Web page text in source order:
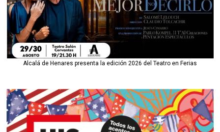
Alcalá de Henares presenta la edición 2026 del Teatro en Ferias